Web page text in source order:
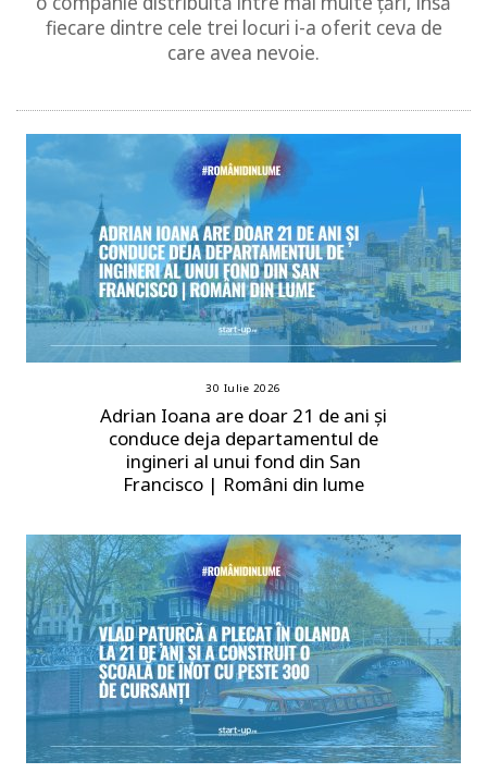
fiecare dintre cele trei locuri i-a oferit ceva de
care avea nevoie.
30 Iulie 2026
Adrian Ioana are doar 21 de ani și
conduce deja departamentul de
ingineri al unui fond din San
Francisco | Români din lume